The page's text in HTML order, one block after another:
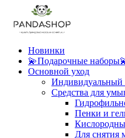
Новинки
💫Подарочные
Основной уход
Индивидуальный
Средства для
Пенки и
Для снятия